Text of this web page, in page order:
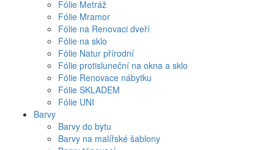
Fólie Metráž
Fólie Mramor
Fólie na Renovaci dveří
Fólie na sklo
Fólie Natur přírodní
Fólie protisluneční na okna a sklo
Fólie Renovace nábytku
Fólie SKLADEM
Fólie UNI
Barvy
Barvy do bytu
Barvy na malířské šablony